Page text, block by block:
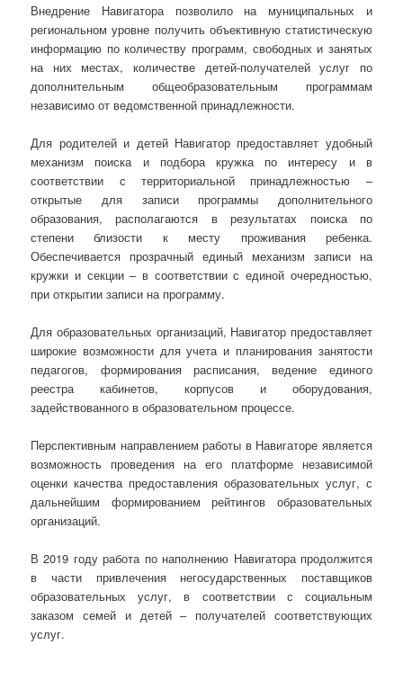
Внедрение Навигатора позволило на муниципальных и
региональном уровне получить объективную статистическую
информацию по количеству программ, свободных и занятых
на них местах, количестве детей-получателей услуг по
дополнительным общеобразовательным программам
независимо от ведомственной принадлежности.
Для родителей и детей Навигатор предоставляет удобный
механизм поиска и подбора кружка по интересу и в
соответствии с территориальной принадлежностью –
открытые для записи программы дополнительного
образования, располагаются в результатах поиска по
степени близости к месту проживания ребенка.
Обеспечивается прозрачный единый механизм записи на
кружки и секции – в соответствии с единой очередностью,
при открытии записи на программу.
Для образовательных организаций, Навигатор предоставляет
широкие возможности для учета и планирования занятости
педагогов, формирования расписания, ведение единого
реестра кабинетов, корпусов и оборудования,
задействованного в образовательном процессе.
Перспективным направлением работы в Навигаторе является
возможность проведения на его платформе независимой
оценки качества предоставления образовательных услуг, с
дальнейшим формированием рейтингов образовательных
организаций.
В 2019 году работа по наполнению Навигатора продолжится
в части привлечения негосударственных поставщиков
образовательных услуг, в соответствии с социальным
заказом семей и детей – получателей соответствующих
услуг.